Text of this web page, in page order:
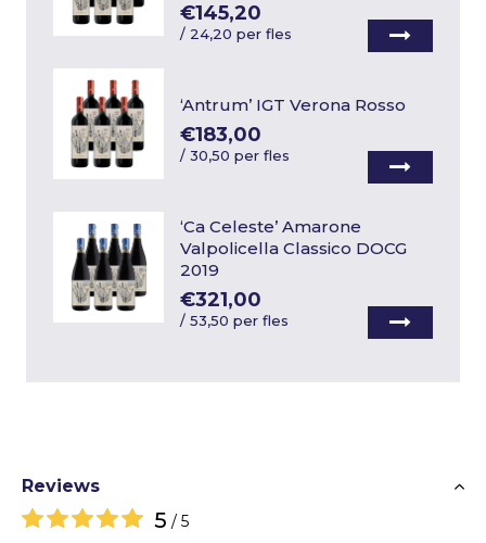
€145,20
/ 24,20 per fles
‘Antrum’ IGT Verona Rosso
€183,00
/30,50 per fles
‘Ca Celeste’ Amarone
Valpolicella Classico DOCG
2019
€321,00
/53,50 per fles
Reviews
5 / 5